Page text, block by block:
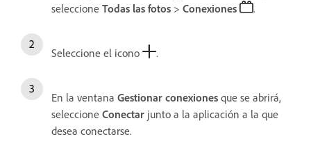
seleccione Todas las fotos > Conexiones .
Seleccione el icono .
En la ventana Gestionar conexiones que se abrirá,
seleccione Conectar junto a la aplicación a la que
desea conectarse.